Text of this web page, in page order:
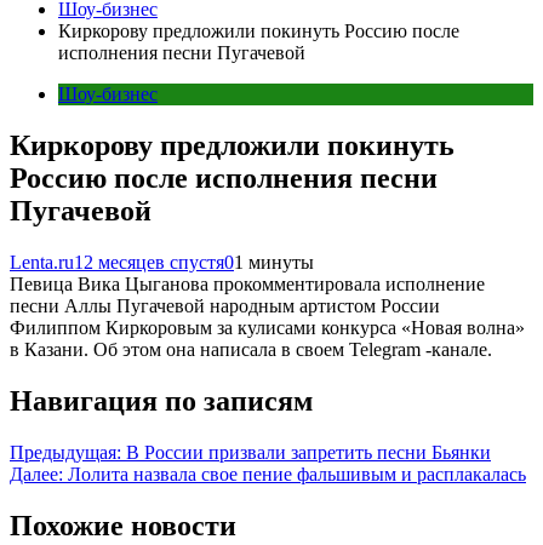
Шоу-бизнес
Киркорову предложили покинуть Россию после
исполнения песни Пугачевой
Шоу-бизнес
Киркорову предложили покинуть
Россию после исполнения песни
Пугачевой
Lenta.ru12 месяцев спустя01 минуты
Певица Вика Цыганова прокомментировала исполнение
песни Аллы Пугачевой народным артистом России
Филиппом Киркоровым за кулисами конкурса «Новая волна»
в Казани. Об этом она написала в своем Telegram -канале.
Навигация по записям
Предыдущая: В России призвали запретить песни Бьянки
Далее: Лолита назвала свое пение фальшивым и расплакалась
Похожие новости